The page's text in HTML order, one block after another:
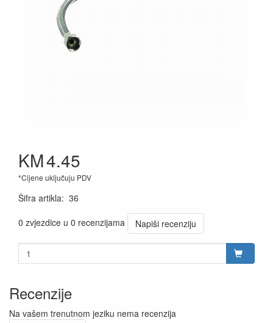
KM4.45
*Cijene uključuju PDV
Šifra artikla: 36
0 zvjezdice u 0 recenzijama
Napiši recenziju
Recenzije
Na vašem trenutnom jeziku nema recenzija